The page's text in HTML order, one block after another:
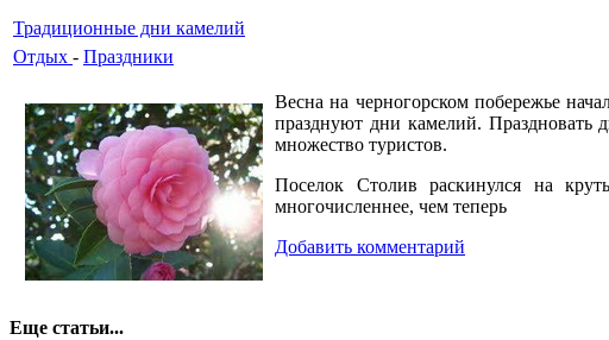
Традиционные дни камелий
Отдых - Праздники
Весна на черногорском побережье
празднуют дни камелий. Праздновать
множество туристов.
Поселок Столив раскинулся на
многочисленнее, чем теперь
Добавить комментарий
Еще статьи...